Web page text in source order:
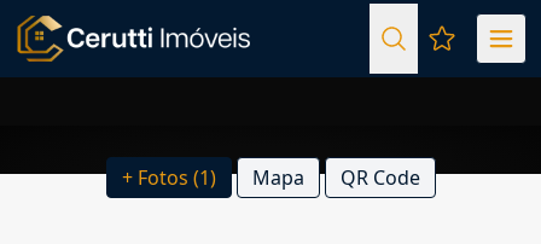
Favoritos
+ Fotos (1) Mapa QR Code